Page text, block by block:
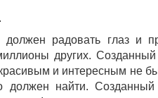
радовать глаз и
других. Созданный
и интересным не
должен найти. Созданный